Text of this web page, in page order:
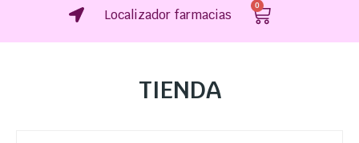
Localizador farmacias
0
TIENDA